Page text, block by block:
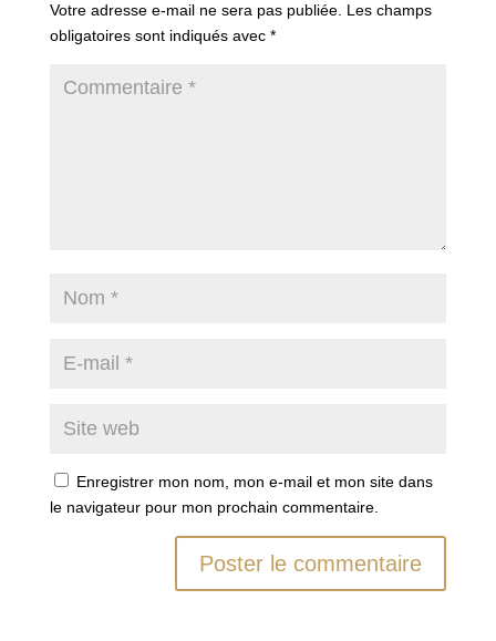
Votre adresse e-mail ne sera pas publiée. Les champs
obligatoires sont indiqués avec *
Enregistrer mon nom, mon e-mail et mon site dans
le navigateur pour mon prochain commentaire.